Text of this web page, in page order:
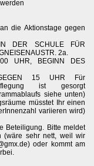
die Aktionstage gegen
DER SCHULE FÜR
2a.
UHR, BEGINN DES
15 UHR Für
ist gesorgt
siehe unten)
müsstet Ihr einen
variieren wird)
Beteiligung. Bitte meldet
(wäre sehr nett, weil wir
oder kommt am